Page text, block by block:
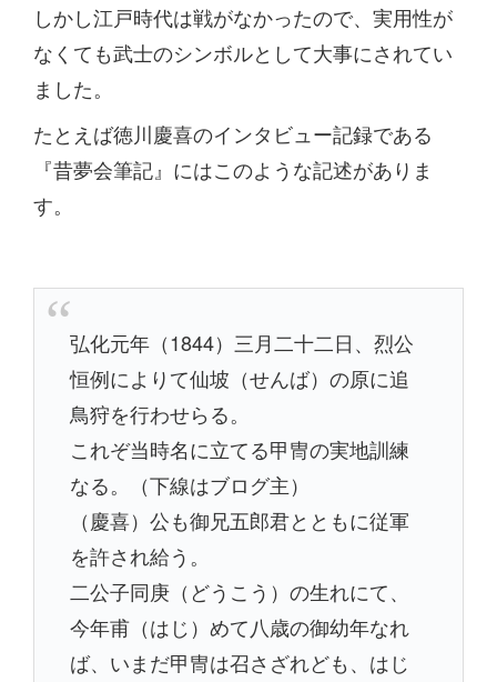
しかし江戸時代は戦がなかったので、実用性が
なくても武士のシンボルとして大事にされてい
ました。
たとえば徳川慶喜のインタビュー記録である
『昔夢会筆記』にはこのような記述がありま
す。
弘化元年（1844）三月二十二日、烈公
恒例によりて仙坡（せんば）の原に追
鳥狩を行わせらる。
これぞ当時名に立てる甲冑の実地訓練
なる。（下線はブログ主）
（慶喜）公も御兄五郎君とともに従軍
を許され給う。
二公子同庚（どうこう）の生れにて、
今年甫（はじ）めて八歳の御幼年なれ
ば、いまだ甲冑は召さざれども、はじ